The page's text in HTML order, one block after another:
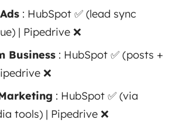
: HubSpot ✅ (lead sync
| Pipedrive ❌
Business : HubSpot ✅ (posts +
❌
: HubSpot ✅ (via
tools) | Pipedrive ❌